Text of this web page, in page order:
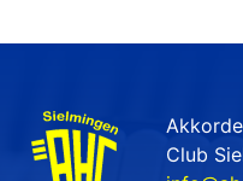
Club